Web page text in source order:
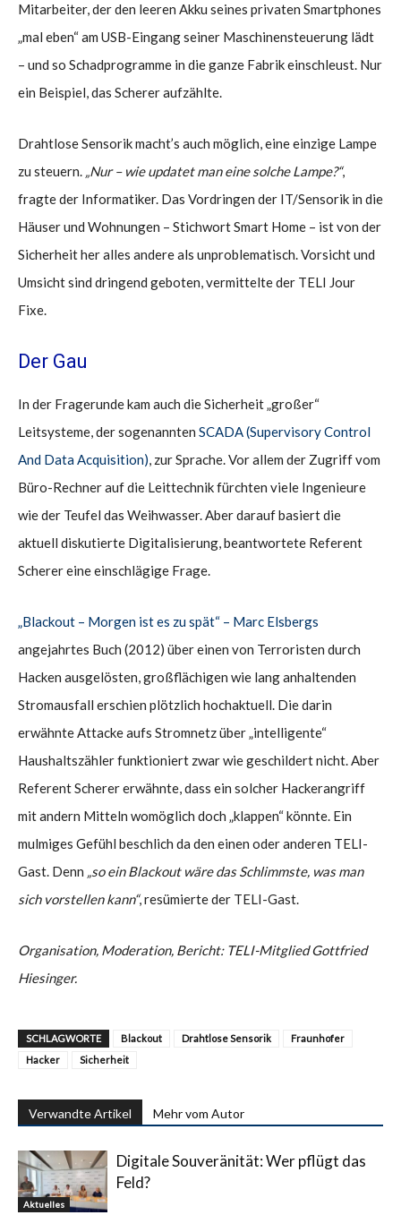
Mitarbeiter, der den leeren Akku seines privaten Smartphones
„mal eben“ am USB-Eingang seiner Maschinensteuerung lädt
– und so Schadprogramme in die ganze Fabrik einschleust. Nur
ein Beispiel, das Scherer aufzählte.
Drahtlose Sensorik macht’s auch möglich, eine einzige Lampe
zu steuern. „Nur – wie updatet man eine solche Lampe?“,
fragte der Informatiker. Das Vordringen der IT/Sensorik in die
Häuser und Wohnungen – Stichwort Smart Home – ist von der
Sicherheit her alles andere als unproblematisch. Vorsicht und
Umsicht sind dringend geboten, vermittelte der TELI Jour
Fixe.
Der Gau
In der Fragerunde kam auch die Sicherheit „großer“
Leitsysteme, der sogenannten SCADA (Supervisory Control
And Data Acquisition), zur Sprache. Vor allem der Zugriff vom
Büro-Rechner auf die Leittechnik fürchten viele Ingenieure
wie der Teufel das Weihwasser. Aber darauf basiert die
aktuell diskutierte Digitalisierung, beantwortete Referent
Scherer eine einschlägige Frage.
„Blackout – Morgen ist es zu spät“ – Marc Elsbergs
angejahrtes Buch (2012) über einen von Terroristen durch
Hacken ausgelösten, großflächigen wie lang anhaltenden
Stromausfall erschien plötzlich hochaktuell. Die darin
erwähnte Attacke aufs Stromnetz über „intelligente“
Haushaltszähler funktioniert zwar wie geschildert nicht. Aber
Referent Scherer erwähnte, dass ein solcher Hackerangriff
mit andern Mitteln womöglich doch „klappen“ könnte. Ein
mulmiges Gefühl beschlich da den einen oder anderen TELI-
Gast. Denn „so ein Blackout wäre das Schlimmste, was man
sich vorstellen kann“, resümierte der TELI-Gast.
Organisation, Moderation, Bericht: TELI-Mitglied Gottfried
Hiesinger.
SCHLAGWORTE Blackout Drahtlose Sensorik
Fraunhofer
Hacker
Sicherheit
Verwandte Artikel Mehr vom Autor
Aktuelles
Digitale Souveränität: Wer pflügt das
Feld?